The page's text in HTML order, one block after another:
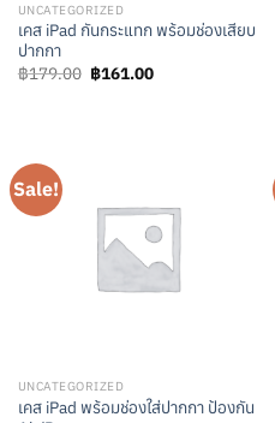
UNCATEGORIZED
เคส iPad กันกระแทก พร้อมช่องเสียบ
ปากกา
฿179.00 Original
price
฿161.00Current
Sale!
UNCATEGORIZED
เคส iPad พร้อมช่องใส่ปากกา ป้องกัน